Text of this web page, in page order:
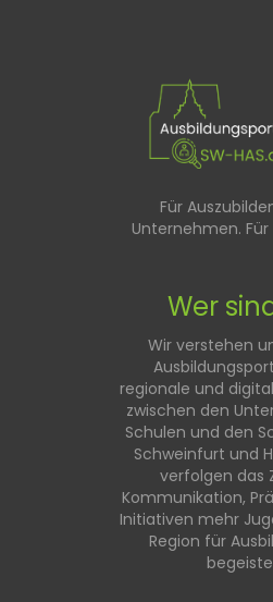
Für
Unternehmen. Für
Wer
Wir verstehen
regionale und
zwischen den
Schulen und den
Schweinfurt und
verfolgen das
Kommunikation,
Initiativen mehr
Region für